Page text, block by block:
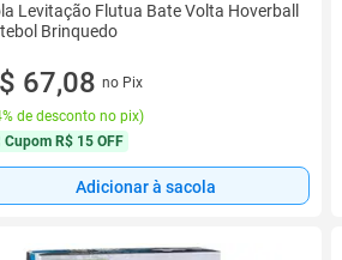
Levitação Flutua Bate Volta Hoverball
Brinquedo
67,08 no Pix
de desconto no pix)
Cupom R$ 15 OFF
Adicionar à sacola